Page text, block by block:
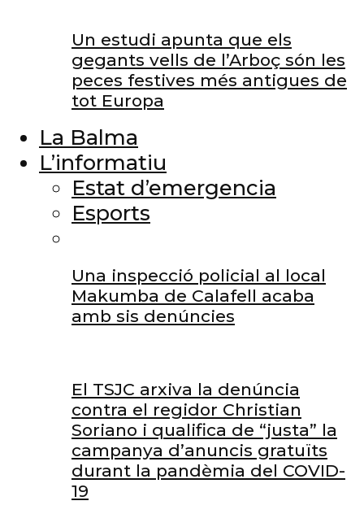
Un estudi apunta que els
gegants vells de l’Arboç són les
peces festives més antigues de
tot Europa
La Balma
L’informatiu
Estat d’emergencia
Esports
Una inspecció policial al local
Makumba de Calafell acaba
amb sis denúncies
El TSJC arxiva la denúncia
contra el regidor Christian
Soriano i qualifica de “justa” la
campanya d’anuncis gratuïts
durant la pandèmia del COVID-
19